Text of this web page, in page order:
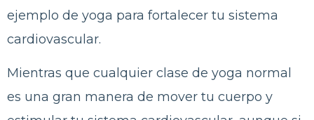
ejemplo de yoga para fortalecer tu sistema
cardiovascular.
Mientras que cualquier clase de yoga normal
es una gran manera de mover tu cuerpo y